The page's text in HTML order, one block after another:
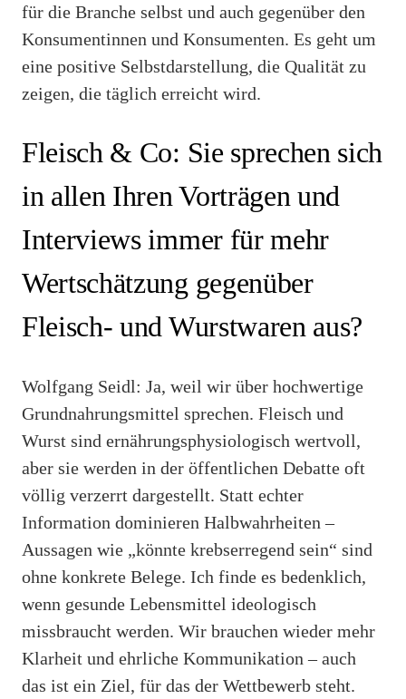
für die Branche selbst und auch gegenüber den
Konsumentinnen und Konsumenten. Es geht um
eine positive Selbstdarstellung, die Qualität zu
zeigen, die täglich erreicht wird.
Fleisch & Co: Sie sprechen sich
in allen Ihren Vorträgen und
Interviews immer für mehr
Wertschätzung gegenüber
Fleisch- und Wurstwaren aus?
Wolfgang Seidl: Ja, weil wir über hochwertige
Grundnahrungsmittel sprechen. Fleisch und
Wurst sind ernährungsphysiologisch wertvoll,
aber sie werden in der öffentlichen Debatte oft
völlig verzerrt dargestellt. Statt echter
Information dominieren Halbwahrheiten –
Aussagen wie „könnte krebserregend sein“ sind
ohne konkrete Belege. Ich finde es bedenklich,
wenn gesunde Lebensmittel ideologisch
missbraucht werden. Wir brauchen wieder mehr
Klarheit und ehrliche Kommunikation – auch
das ist ein Ziel, für das der Wettbewerb steht.